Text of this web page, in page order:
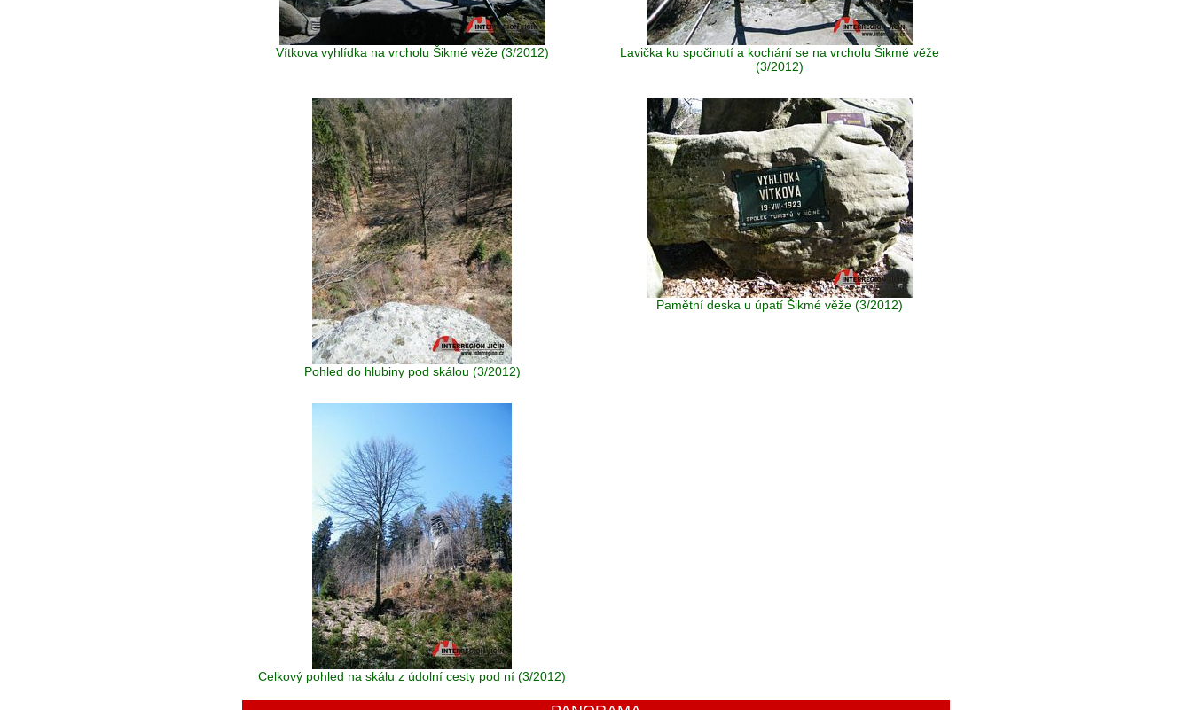
Vítkova vyhlídka na vrcholu Šikmé věže (3/2012)
Lavička ku spočinutí a kochání se na vrcholu Šikmé věže
(3/2012)
Pohled do hlubiny pod skálou (3/2012)
Pamětní deska u úpatí Šikmé věže (3/2012)
Celkový pohled na skálu z údolní cesty pod ní (3/2012)